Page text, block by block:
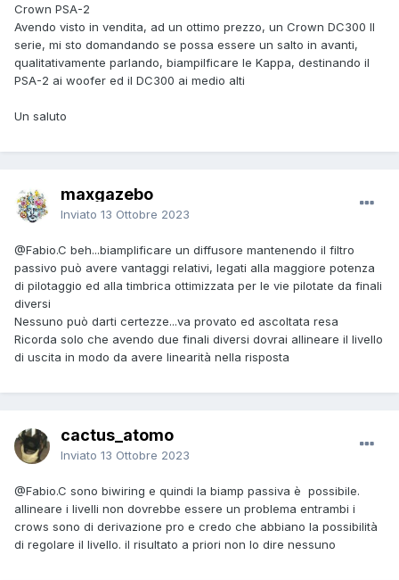
Crown PSA-2
Avendo visto in vendita, ad un ottimo prezzo, un Crown DC300 II
serie, mi sto domandando se possa essere un salto in avanti,
qualitativamente parlando, biampilficare le Kappa, destinando il
PSA-2 ai woofer ed il DC300 ai medio alti
Un saluto
maxgazebo
Inviato 13 Ottobre 2023
@Fabio.C beh...biamplificare un diffusore mantenendo il filtro
passivo può avere vantaggi relativi, legati alla maggiore potenza
di pilotaggio ed alla timbrica ottimizzata per le vie pilotate da finali
diversi
Nessuno può darti certezze...va provato ed ascoltata resa
Ricorda solo che avendo due finali diversi dovrai allineare il livello
di uscita in modo da avere linearità nella risposta
cactus_atomo
Inviato 13 Ottobre 2023
@Fabio.C sono biwiring e quindi la biamp passiva è possibile.
allineare i livelli non dovrebbe essere un problema entrambi i
crows sono di derivazione pro e credo che abbiano la possibilità
di regolare il livello. il risultato a priori non lo dire nessuno